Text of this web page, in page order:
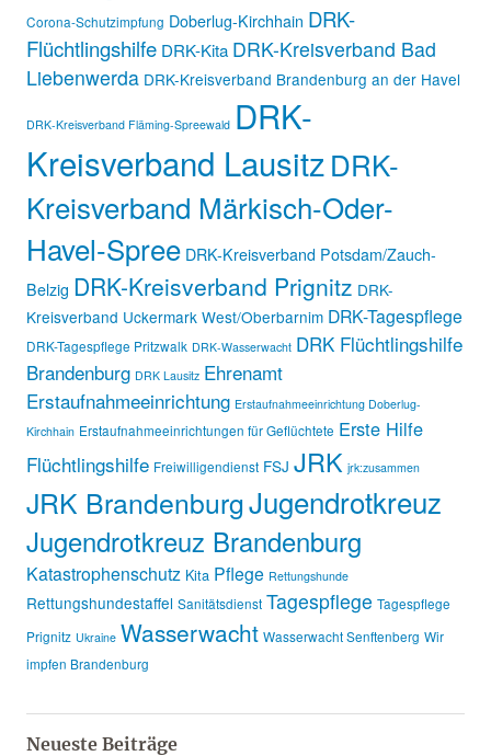
Corona-Schutzimpfung Doberlug-Kirchhain DRK-
Flüchtlingshilfe DRK-Kita DRK-Kreisverband Bad
Liebenwerda DRK-Kreisverband Brandenburg an der Havel
DRK-Kreisverband Fläming-Spreewald DRK-
Kreisverband LausitzDRK-
Kreisverband Märkisch-Oder-
Havel-Spree DRK-Kreisverband Potsdam/Zauch-
Belzig DRK-Kreisverband Prignitz DRK-
Kreisverband Uckermark West/Oberbarnim DRK-Tagespflege
DRK-Tagespflege Pritzwalk DRK-Wasserwacht DRK Flüchtlingshilfe
Brandenburg DRK Lausitz Ehrenamt
Erstaufnahmeeinrichtung Erstaufnahmeeinrichtung Doberlug-
Kirchhain Erstaufnahmeeinrichtungen für Geflüchtete Erste Hilfe
Flüchtlingshilfe Freiwilligendienst FSJ JRK jrk:zusammen
JRK BrandenburgJugendrotkreuz
Jugendrotkreuz Brandenburg
Katastrophenschutz Kita Pflege Rettungshunde
Rettungshundestaffel Sanitätsdienst Tagespflege Tagespflege
Prignitz Ukraine Wasserwacht Wasserwacht Senftenberg Wir
impfen Brandenburg
Neueste Beiträge